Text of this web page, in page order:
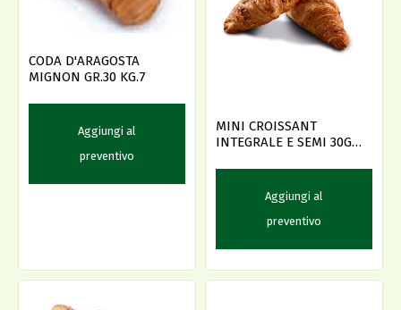
CODA D'ARAGOSTA
MIGNON GR.30 KG.7
Aggiungi al
preventivo
MINI CROISSANT
INTEGRALE E SEMI 30G
Aggiungi al
preventivo